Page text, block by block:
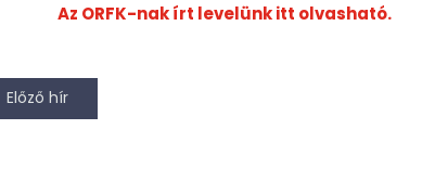
Az ORFK-nak írt levelünk itt olvasható.
Előző hír